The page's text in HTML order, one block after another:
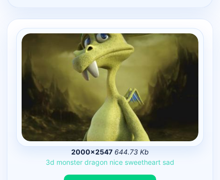
2000×2547 644.73 Kb
3d monster dragon nice sweetheart sad